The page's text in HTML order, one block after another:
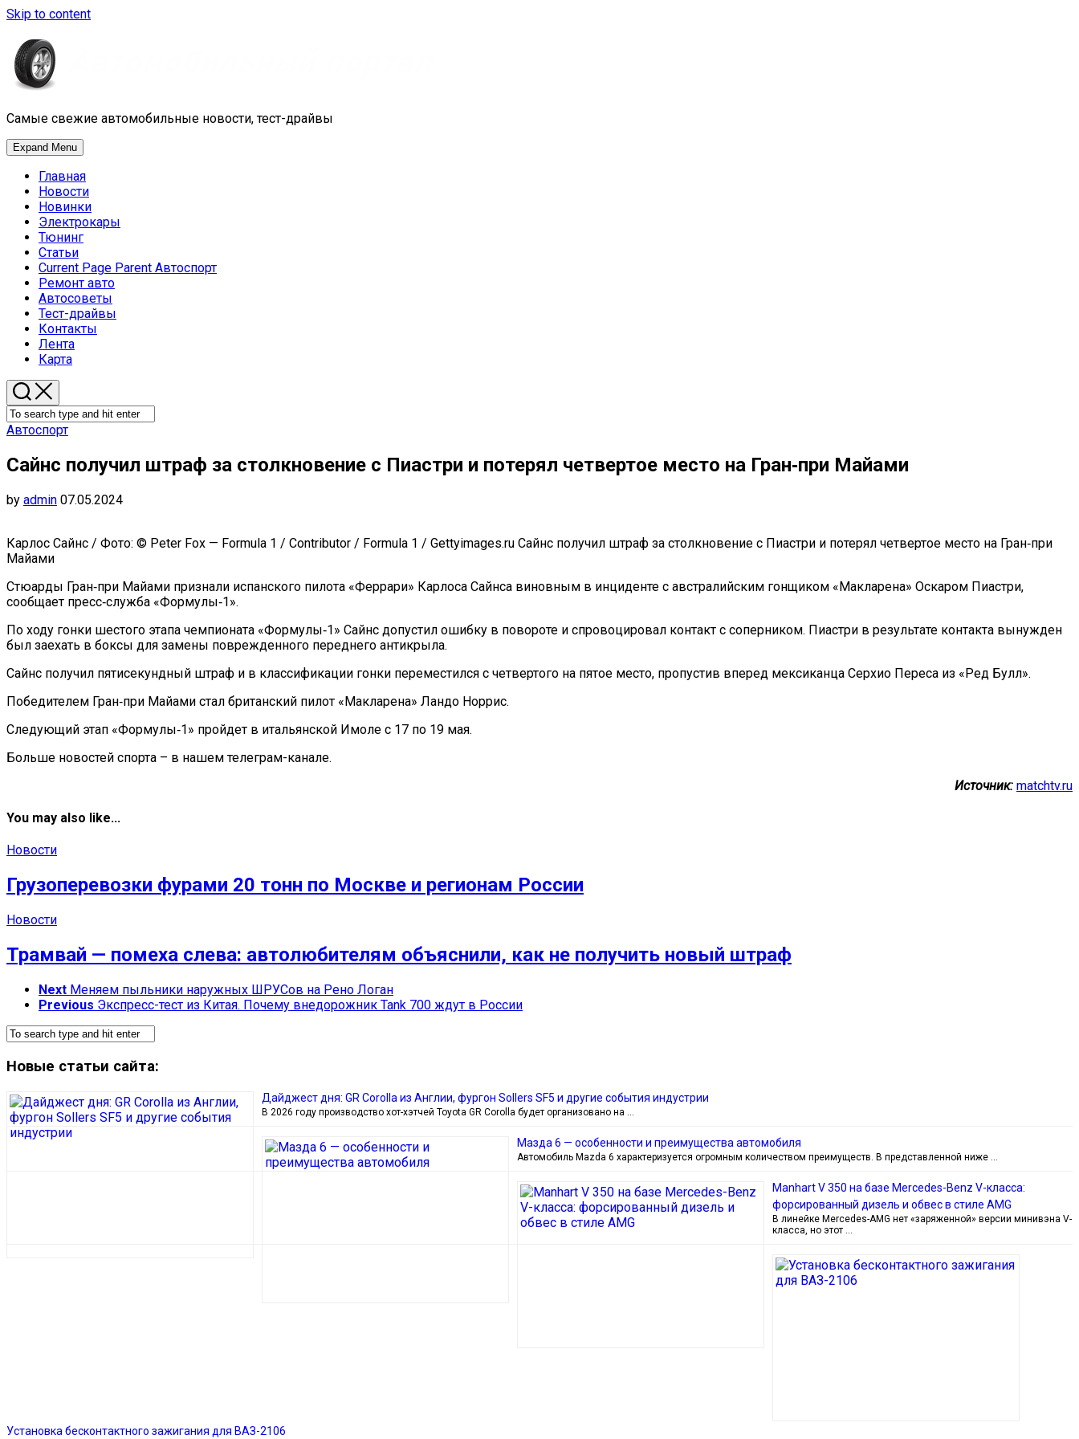
Skip to content
Самые свежие автомобильные новости, тест-драйвы
Expand Menu
Главная
Новости
Новинки
Электрокары
Тюнинг
Статьи
Current Page Parent Автоспорт
Ремонт авто
Автосоветы
Тест-драйвы
Контакты
Лента
Карта
Автоспорт
Сайнс получил штраф за столкновение с Пиастри и потерял четвертое место на Гран‑при Майами
by admin 07.05.2024
Карлос Сайнс / Фото: © Peter Fox — Formula 1 / Contributor / Formula 1 / Gettyimages.ru Сайнс получил штраф за столкновение с Пиастри и потерял четвертое место на Гран‑при
Майами
Стюарды Гран‑при Майами признали испанского пилота «Феррари» Карлоса Сайнса виновным в инциденте с австралийским гонщиком «Макларена» Оскаром Пиастри,
сообщает пресс‑служба «Формулы‑1».
По ходу гонки шестого этапа чемпионата «Формулы‑1» Сайнс допустил ошибку в повороте и спровоцировал контакт с соперником. Пиастри в результате контакта вынужден
был заехать в боксы для замены поврежденного переднего антикрыла.
Сайнс получил пятисекундный штраф и в классификации гонки переместился с четвертого на пятое место, пропустив вперед мексиканца Серхио Переса из «Ред Булл».
Победителем Гран‑при Майами стал британский пилот «Макларена» Ландо Норрис.
Следующий этап «Формулы‑1» пройдет в итальянской Имоле с 17 по 19 мая.
Больше новостей спорта – в нашем телеграм-канале.
Источник: matchtv.ru
You may also like...
Новости
Грузоперевозки фурами 20 тонн по Москве и регионам России
Новости
Трамвай — помеха слева: автолюбителям объяснили, как не получить новый штраф
Next Меняем пыльники наружных ШРУСов на Рено Логан
Previous Экспресс-тест из Китая. Почему внедорожник Tank 700 ждут в России
Новые статьи сайта:
Дайджест дня: GR Corolla из Англии, фургон Sollers SF5 и другие события индустрии
В 2026 году производство хот-хэтчей Toyota GR Corolla будет организовано на …
Мазда 6 — особенности и преимущества автомобиля
Автомобиль Mazda 6 характеризуется огромным количеством преимуществ. В представленной ниже …
Manhart V 350 на базе Mercedes-Benz V-класса:
форсированный дизель и обвес в стиле AMG
В линейке Mercedes-AMG нет «заряженной» версии минивэна V-
класса, но этот …
Установка бесконтактного зажигания для ВАЗ-2106